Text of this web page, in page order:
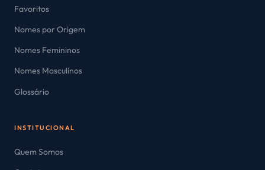
Favoritos
Nomes por Origem
Nomes Femininos
Nomes Masculinos
Glossário
INSTITUCIONAL
Quem Somos